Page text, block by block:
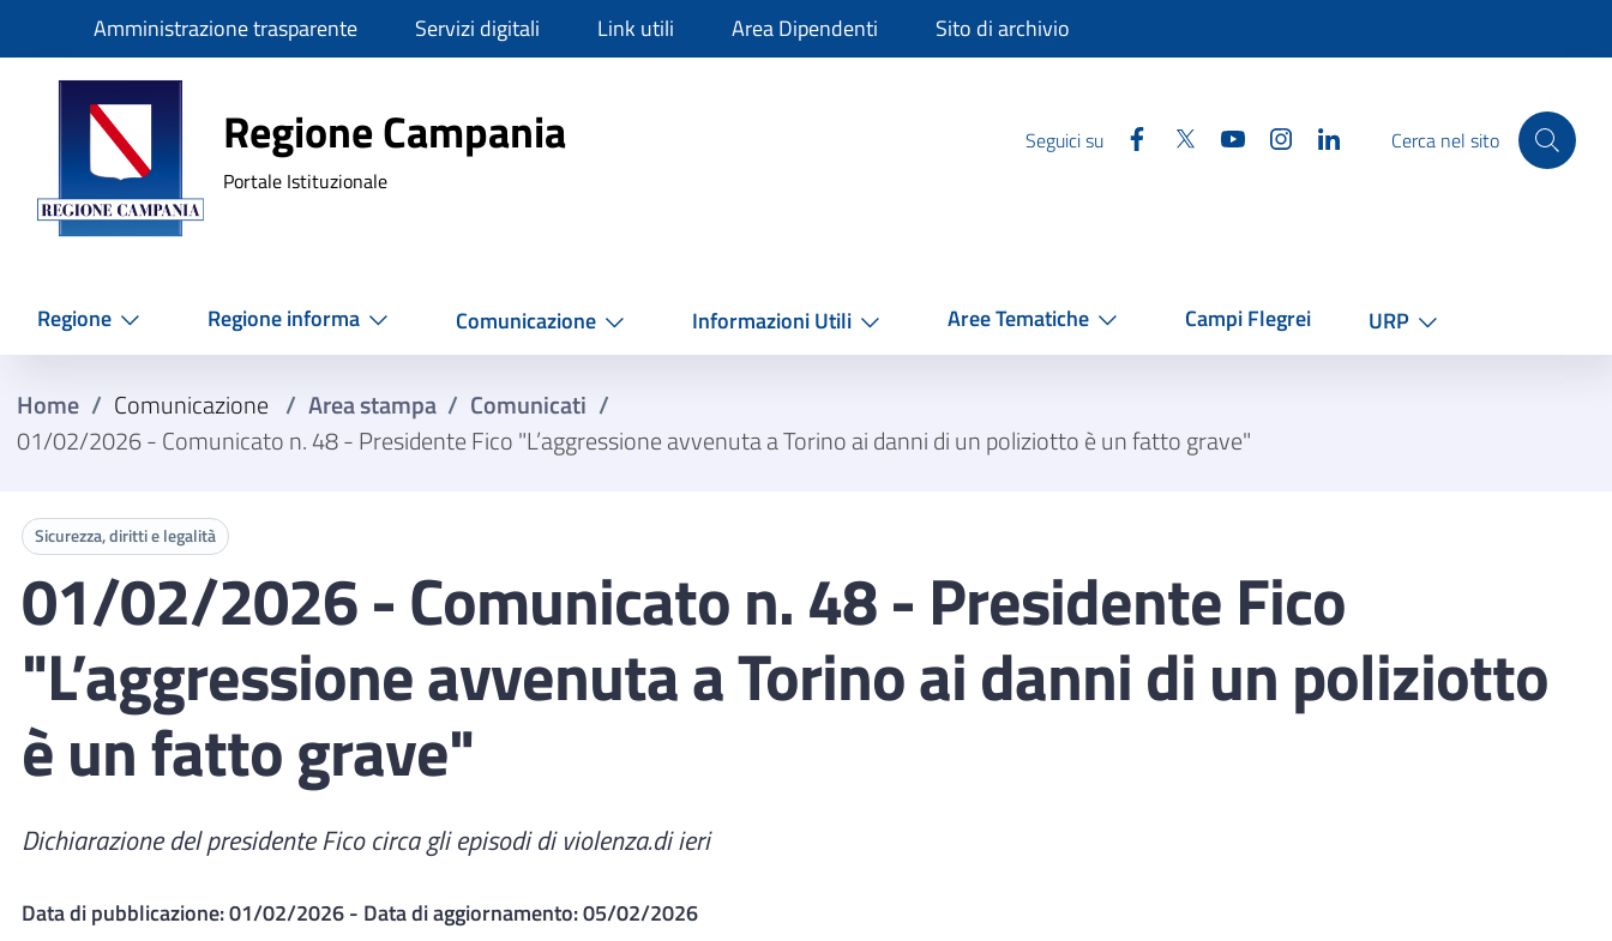
SlimAmministrazione trasparente Servizi digitali Link utili Area Dipendenti Sito di archivio
Regione Campania
Regione Campania
Portale Istituzionale
Seguici su Facebook
Twitter YouTube InstagramLinkedinCerca nel sito
Regione Regione informa Comunicazione Informazioni Utili Aree Tematiche Campi Flegrei URP
Home / Comunicazione / Area stampa / Comunicati /
01/02/2026 - Comunicato n. 48 - Presidente Fico "L’aggressione avvenuta a Torino ai danni di un poliziotto è un fatto grave"
Sicurezza, diritti e legalità
01/02/2026 - Comunicato n. 48 - Presidente Fico
"L’aggressione avvenuta a Torino ai danni di un poliziotto
è un fatto grave"
Dichiarazione del presidente Fico circa gli episodi di violenza.di ieri
Data di pubblicazione:01/02/2026- Data di aggiornamento:05/02/2026